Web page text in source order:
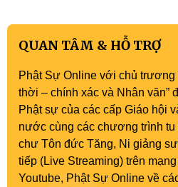
QUAN TÂM & HỖ TRỢ
Phật Sự Online với chủ trương
thời – chính xác và Nhân văn”
Phật sự của các cấp Giáo hội
nước cùng các chương trình tu
chư Tôn đức Tăng, Ni giảng
tiếp (Live Streaming) trên
Youtube, Phật Sự Online về